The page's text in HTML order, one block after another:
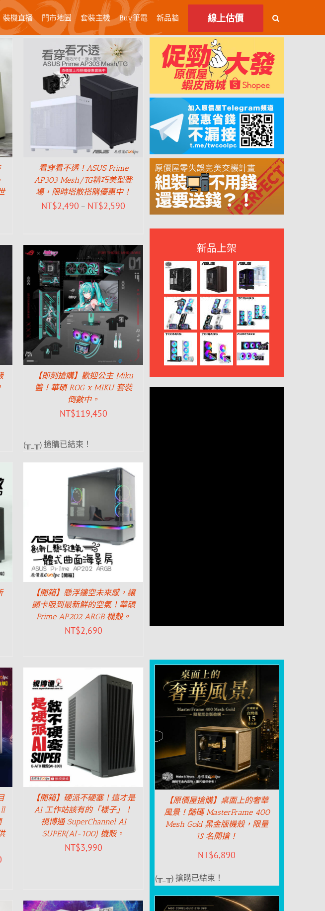
裝機直播 門市地圖 套裝主機 Buy筆電 新品牆 線上估價
看穿看不透！ASUS Prime
AP303 Mesh/TG精巧美型登
場，限時塔散搭購優惠中！
NT$2,490 – NT$2,590
【即刻搶購】歡迎公主 Miku
醬！華碩 ROG x MIKU 套裝
倒數中。
NT$119,450
(╥_╥) 搶購已結束！
【開箱】懸浮鏤空未來感，讓
顯卡吸到最新鮮的空氣！華碩
Prime AP202 ARGB 機殼。
NT$2,690
【開箱】硬派不硬塞！這才是
AI 工作站該有的「樣子」！
視博通 SuperChannel AI
SUPER(AI-100) 機殼。
NT$3,990
新品上架
【原價屋搶購】桌面上的奢華
風景！酷碼 MasterFrame 400
Mesh Gold 黑金版機殼，限量
15 名開搶！
NT$6,890
(╥_╥) 搶購已結束！